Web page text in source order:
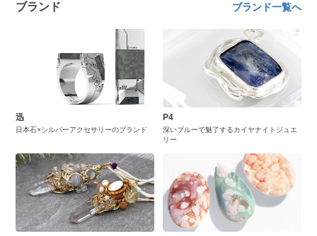
ブランド ブランド一覧へ
迅
日本石×シルバーアクセサリーのブランド
P4
深いブルーで魅了するカイヤナイトジュエ
リー